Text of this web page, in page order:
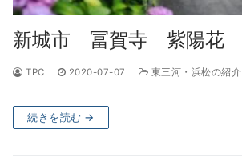
新城市 冨賀寺 紫陽花
TPC 2020-07-07 東三河・浜松の紹介
続きを読む →